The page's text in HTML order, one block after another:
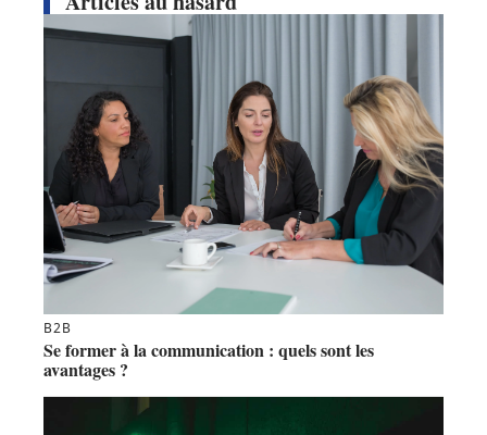
B2B
Se former à la communication : quels sont les
avantages ?